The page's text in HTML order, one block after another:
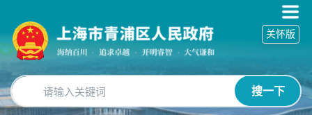
碍
操
明
跳
搜一下
关怀版